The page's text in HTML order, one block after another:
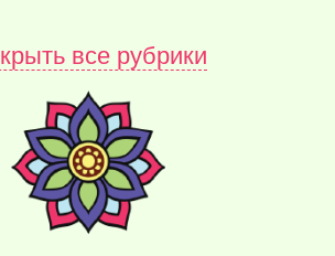
все рубрики